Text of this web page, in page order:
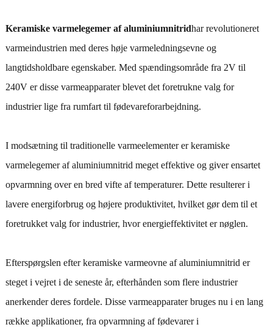
Keramiske varmelegemer af aluminiumnitridhar revolutioneret
varmeindustrien med deres høje varmeledningsevne og
langtidsholdbare egenskaber. Med spændingsområde fra 2V til
240V er disse varmeapparater blevet det foretrukne valg for
industrier lige fra rumfart til fødevareforarbejdning.
I modsætning til traditionelle varmeelementer er keramiske
varmelegemer af aluminiumnitrid meget effektive og giver ensartet
opvarmning over en bred vifte af temperaturer. Dette resulterer i
lavere energiforbrug og højere produktivitet, hvilket gør dem til et
foretrukket valg for industrier, hvor energieffektivitet er nøglen.
Efterspørgslen efter keramiske varmeovne af aluminiumnitrid er
steget i vejret i de seneste år, efterhånden som flere industrier
anerkender deres fordele. Disse varmeapparater bruges nu i en lang
række applikationer, fra opvarmning af fødevarer i